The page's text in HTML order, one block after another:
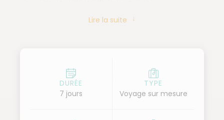
Lire la suite
DURÉE
7 jours
TYPE
Voyage sur mesure